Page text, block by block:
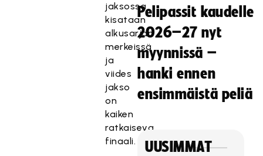
jaksossa
kisataan
alkusarjan
merkeissä
ja
viides
jakso
on
kaiken
ratkaiseva
finaali.
Pelipassit kaudelle
2026–27 nyt
myynnissä –
hanki ennen
ensimmäistä peliä
UUSIMMAT